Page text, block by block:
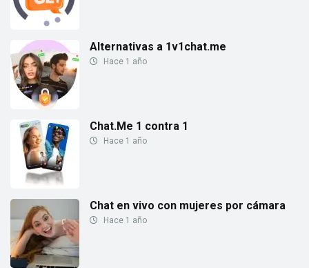
Alternativas a 1v1chat.me
Hace 1 año
Chat.Me 1 contra 1
Hace 1 año
Chat en vivo con mujeres por cámara
Hace 1 año